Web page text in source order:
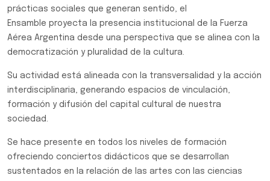
prácticas sociales que generan sentido, el
Ensamble proyecta la presencia institucional de la Fuerza
Aérea Argentina desde una perspectiva que se alinea con la
democratización y pluralidad de la cultura.
Su actividad está alineada con la transversalidad y la acción
interdisciplinaria, generando espacios de vinculación,
formación y difusión del capital cultural de nuestra
sociedad.
Se hace presente en todos los niveles de formación
ofreciendo conciertos didácticos que se desarrollan
sustentados en la relación de las artes con las ciencias